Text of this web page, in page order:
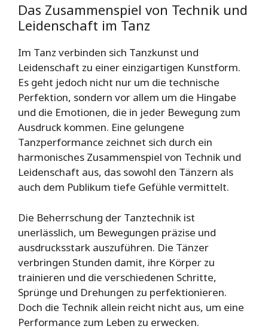
Das Zusammenspiel von Technik und
Leidenschaft im Tanz
Im Tanz verbinden sich Tanzkunst und
Leidenschaft zu einer einzigartigen Kunstform.
Es geht jedoch nicht nur um die technische
Perfektion, sondern vor allem um die Hingabe
und die Emotionen, die in jeder Bewegung zum
Ausdruck kommen. Eine gelungene
Tanzperformance zeichnet sich durch ein
harmonisches Zusammenspiel von Technik und
Leidenschaft aus, das sowohl den Tänzern als
auch dem Publikum tiefe Gefühle vermittelt.
Die Beherrschung der Tanztechnik ist
unerlässlich, um Bewegungen präzise und
ausdrucksstark auszuführen. Die Tänzer
verbringen Stunden damit, ihre Körper zu
trainieren und die verschiedenen Schritte,
Sprünge und Drehungen zu perfektionieren.
Doch die Technik allein reicht nicht aus, um eine
Performance zum Leben zu erwecken.